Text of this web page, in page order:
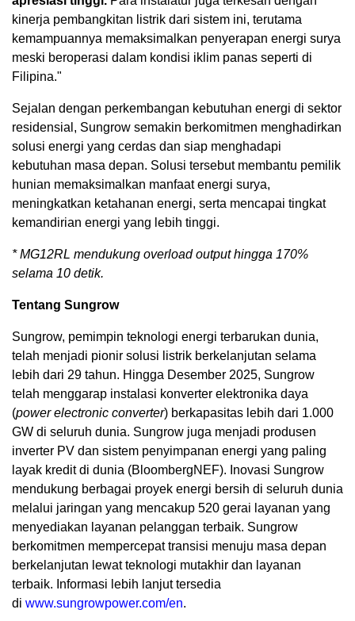
kinerja pembangkitan listrik dari sistem ini, terutama
kemampuannya memaksimalkan penyerapan energi surya
meski beroperasi dalam kondisi iklim panas seperti di
Filipina."
Sejalan dengan perkembangan kebutuhan energi di sektor
residensial, Sungrow semakin berkomitmen menghadirkan
solusi energi yang cerdas dan siap menghadapi
kebutuhan masa depan. Solusi tersebut membantu pemilik
hunian memaksimalkan manfaat energi surya,
meningkatkan ketahanan energi, serta mencapai tingkat
kemandirian energi yang lebih tinggi.
* MG12RL mendukung overload output hingga 170%
selama 10 detik.
Tentang Sungrow
Sungrow, pemimpin teknologi energi terbarukan dunia,
telah menjadi pionir solusi listrik berkelanjutan selama
lebih dari 29 tahun. Hingga Desember 2025, Sungrow
telah menggarap instalasi konverter elektronika daya
(power electronic converter) berkapasitas lebih dari 1.000
GW di seluruh dunia. Sungrow juga menjadi produsen
inverter PV dan sistem penyimpanan energi yang paling
layak kredit di dunia (BloombergNEF). Inovasi Sungrow
mendukung berbagai proyek energi bersih di seluruh dunia
melalui jaringan yang mencakup 520 gerai layanan yang
menyediakan layanan pelanggan terbaik. Sungrow
berkomitmen mempercepat transisi menuju masa depan
berkelanjutan lewat teknologi mutakhir dan layanan
terbaik. Informasi lebih lanjut tersedia
di www.sungrowpower.com/en.